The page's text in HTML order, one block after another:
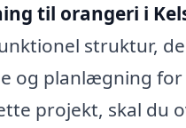
til orangeri i
struktur,
og planlægning
projekt, skal du